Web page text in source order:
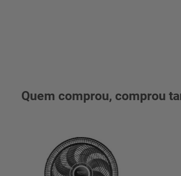
Quem comprou, comprou